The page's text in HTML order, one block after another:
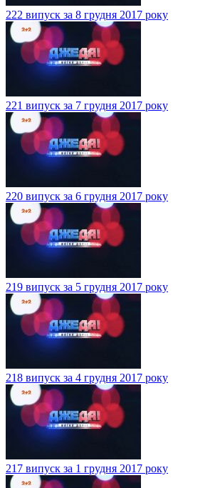
222 випуск за 8 грудня 2017 року
221 випуск за 7 грудня 2017 року
220 випуск за 6 грудня 2017 року
219 випуск за 5 грудня 2017 року
218 випуск за 4 грудня 2017 року
217 випуск за 1 грудня 2017 року